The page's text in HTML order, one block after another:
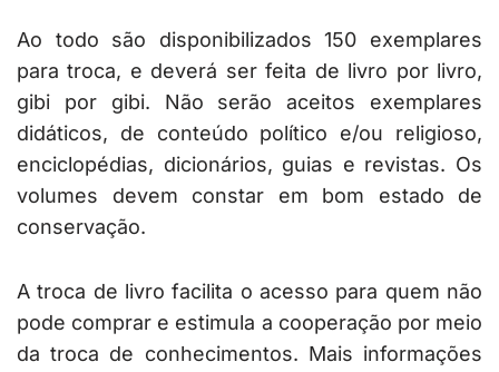
Ao todo são disponibilizados 150 exemplares
para troca, e deverá ser feita de livro por livro,
gibi por gibi. Não serão aceitos exemplares
didáticos, de conteúdo político e/ou religioso,
enciclopédias, dicionários, guias e revistas. Os
volumes devem constar em bom estado de
conservação.
A troca de livro facilita o acesso para quem não
pode comprar e estimula a cooperação por meio
da troca de conhecimentos. Mais informações